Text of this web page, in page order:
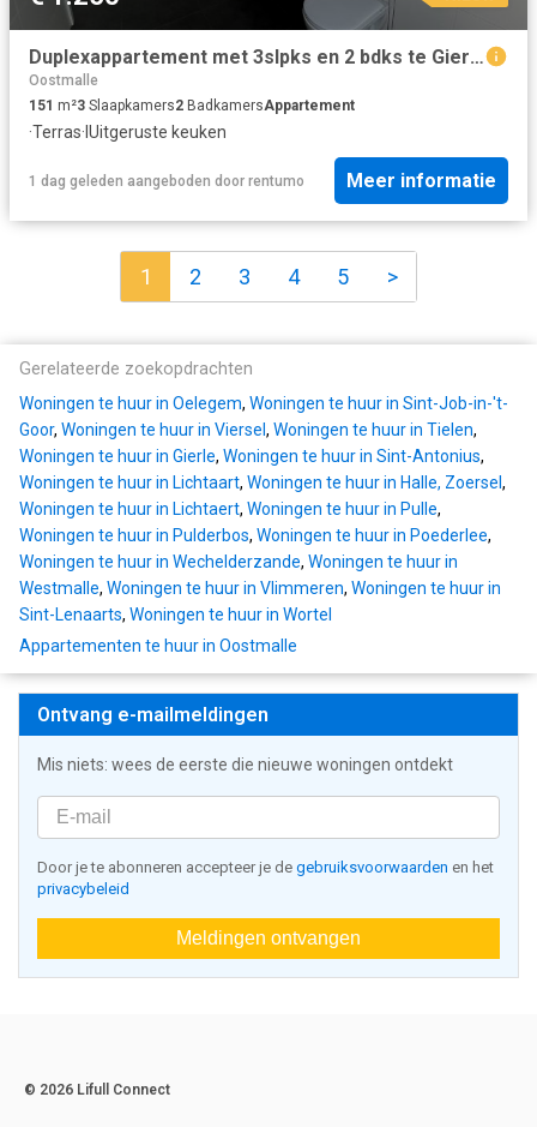
Duplexappartement met 3slpks en 2 bdks te Gierle
Oostmalle
151 m²3 Slaapkamers2 BadkamersAppartement
·Terras· IUitgeruste keuken
1 dag geleden aangeboden door rentumo Meer informatie
1 2 3 4 5 >
Gerelateerde zoekopdrachten
Woningen te huur in Oelegem, Woningen te huur in Sint-Job-in-'t-
Goor, Woningen te huur in Viersel , Woningen te huur in Tielen,
Woningen te huur in Gierle, Woningen te huur in Sint-Antonius,
Woningen te huur in Lichtaart, Woningen te huur in Halle, Zoersel ,
Woningen te huur in Lichtaert, Woningen te huur in Pulle,
Woningen te huur in Pulderbos, Woningen te huur in Poederlee,
Woningen te huur in Wechelderzande, Woningen te huur in
Westmalle, Woningen te huur in Vlimmeren, Woningen te huur in
Sint-Lenaarts, Woningen te huur in Wortel
Appartementen te huur in Oostmalle
Ontvang e-mailmeldingen
Mis niets: wees de eerste die nieuwe woningen ontdekt
Door je te abonneren accepteer je de gebruiksvoorwaarden en het
privacybeleid
Meldingen ontvangen
© 2026 Lifull Connect